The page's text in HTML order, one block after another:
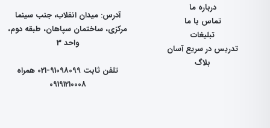
درباره ما
تماس با ما
تبلیغات
تدریس در سریع آسان
بلاگ
آدرس: میدان انقلاب، جنب سینما
مرکزی، ساختمان سپاهان، طبقه دوم،
واحد 3
تلفن ثابت 91098099-021 همراه
09191210008